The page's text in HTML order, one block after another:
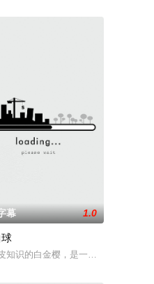
天，
絲夢遊仙境》等童話故事，讓玩家與
酒店的派對。雀躍聲隨之被一陣悲
幕 1.0
知识的白金樱，是一个相信“一吻可